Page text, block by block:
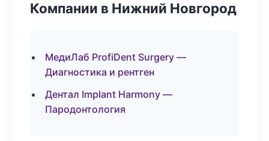
Компании в Нижний Новгород
МедиЛаб ProfiDent Surgery —
Диагностика и рентген
Дентал Implant Harmony —
Пародонтология